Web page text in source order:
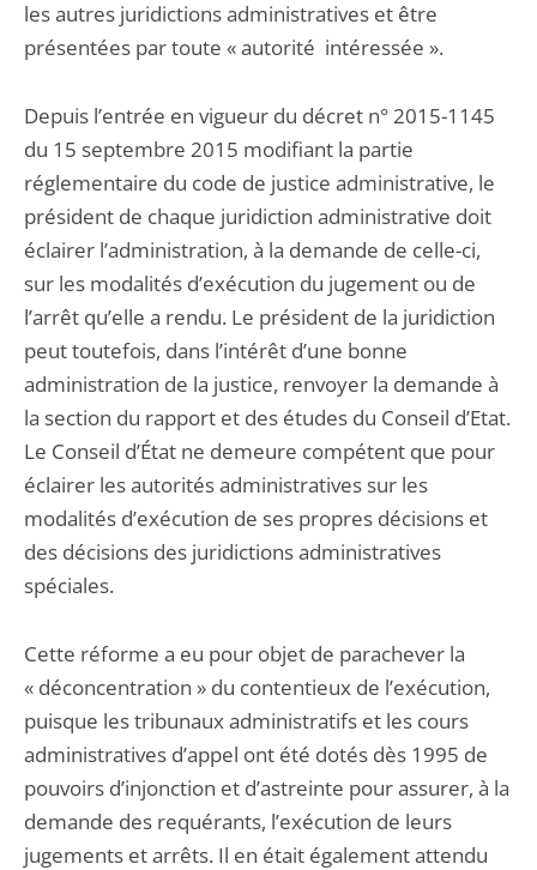
les autres juridictions administratives et être
présentées par toute « autorité intéressée ».
Depuis l’entrée en vigueur du décret n° 2015-1145
du 15 septembre 2015 modifiant la partie
réglementaire du code de justice administrative, le
président de chaque juridiction administrative doit
éclairer l’administration, à la demande de celle-ci,
sur les modalités d’exécution du jugement ou de
l’arrêt qu’elle a rendu. Le président de la juridiction
peut toutefois, dans l’intérêt d’une bonne
administration de la justice, renvoyer la demande à
la section du rapport et des études du Conseil d’Etat.
Le Conseil d’État ne demeure compétent que pour
éclairer les autorités administratives sur les
modalités d’exécution de ses propres décisions et
des décisions des juridictions administratives
spéciales.
Cette réforme a eu pour objet de parachever la
« déconcentration » du contentieux de l’exécution,
puisque les tribunaux administratifs et les cours
administratives d’appel ont été dotés dès 1995 de
pouvoirs d’injonction et d’astreinte pour assurer, à la
demande des requérants, l’exécution de leurs
jugements et arrêts. Il en était également attendu